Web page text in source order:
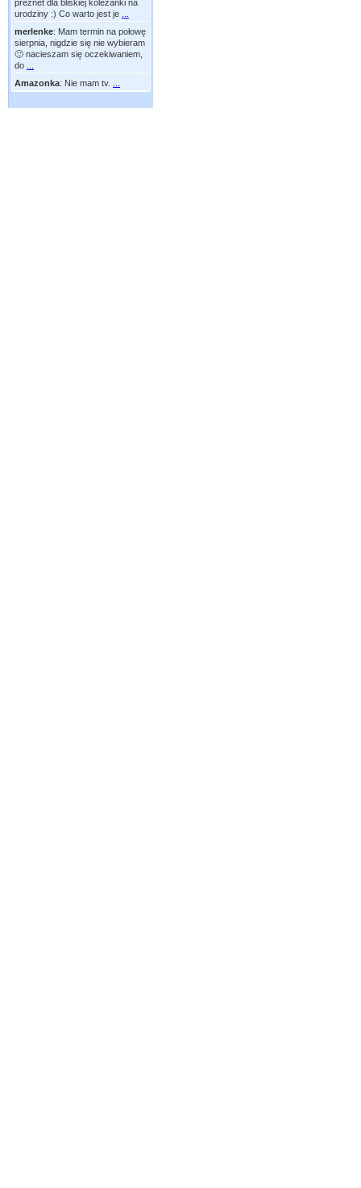
preznet dla bliskiej koleżanki na
urodziny :) Co warto jest je
merlenke: Mam termin na połowę
sierpnia, nigdzie się nie wybieram
🙂 nacieszam się oczekiwaniem,
do
Amazonka: Nie mam tv.